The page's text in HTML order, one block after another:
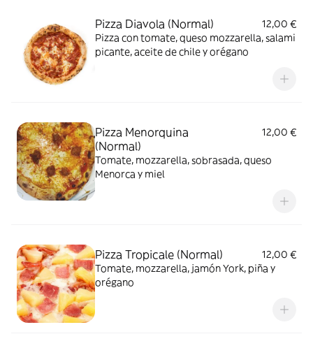
Pizza Diavola (Normal)
12,00 €
Pizza con tomate, queso mozzarella, salami
picante, aceite de chile y orégano
Pizza Menorquina
(Normal)
12,00 €
Tomate, mozzarella, sobrasada, queso
Menorca y miel
Pizza Tropicale (Normal)
12,00 €
Tomate, mozzarella, jamón York, piña y
orégano